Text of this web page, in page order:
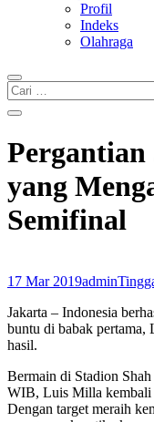
Profil
Indeks
Olahraga
Cari
untuk:
yang
Semifinal
17 Mar 2019admin
Jakarta – Indonesia
buntu di babak pertama,
hasil.
Bermain di Stadion
WIB, Luis Milla kembali
Dengan target meraih